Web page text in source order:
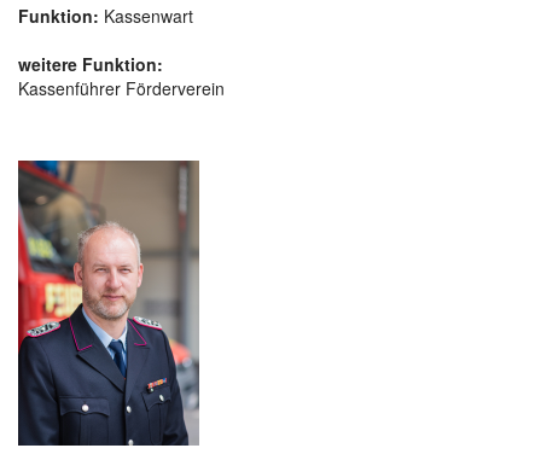
Funktion: Kassenwart
weitere Funktion:
Kassenführer Förderverein